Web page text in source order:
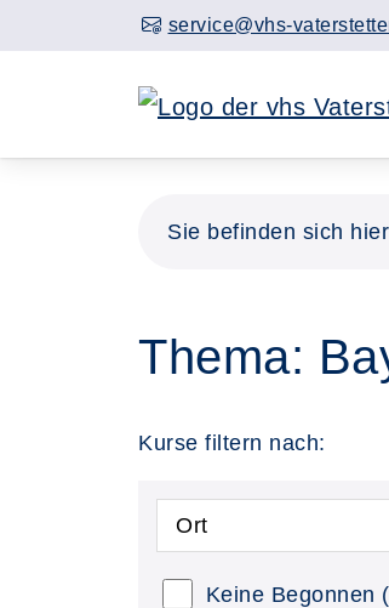
service@vhs-
Sie befinden sich
Thema:
Kurse filtern nach:
Ort
Keine Begonnen